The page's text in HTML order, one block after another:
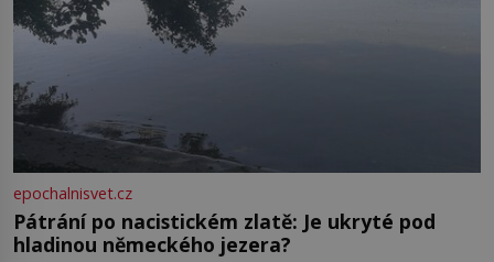
epochalnisvet.cz
Pátrání po nacistickém zlatě: Je ukryté pod
hladinou německého jezera?